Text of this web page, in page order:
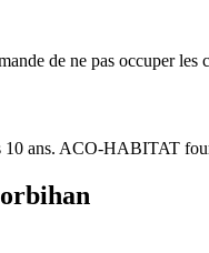
de ne pas occuper
ans. ACO-HABITAT